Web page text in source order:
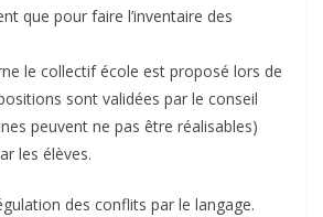
que pour faire l’inventaire des
le collectif école est proposé lors de
sont validées par le conseil
peuvent ne pas être réalisables)
les élèves.
des conflits par le langage.